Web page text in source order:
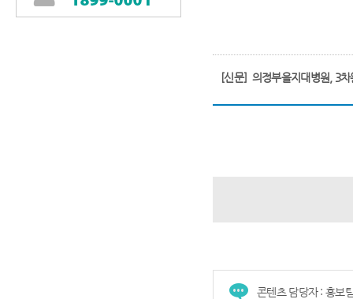
[신문] 의정부을지대병원, 3
콘텐츠 담당자 : 홍보